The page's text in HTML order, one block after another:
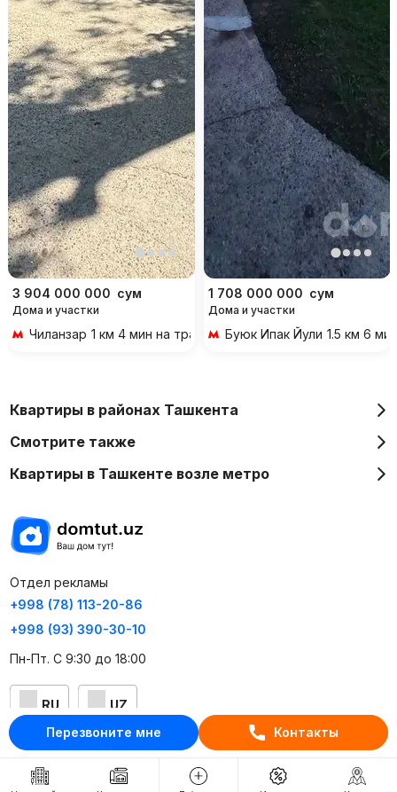
Перезвоните мне Контакты
3 904 000 000 сум
Дома и участки
Чиланзар 1 км 4 мин на транспорте
1 708 000 000 сум
Дома и участки
Буюк Ипак Йули 1.5 км 6
Квартиры в районах Ташкента
Смотрите также
Квартиры в Ташкенте возле метро
Отдел рекламы
+998 (78) 113-20-86
+998 (93) 390-30-10
Пн-Пт. С 9:30 до 18:00
RU UZ
Контакты
О проекте